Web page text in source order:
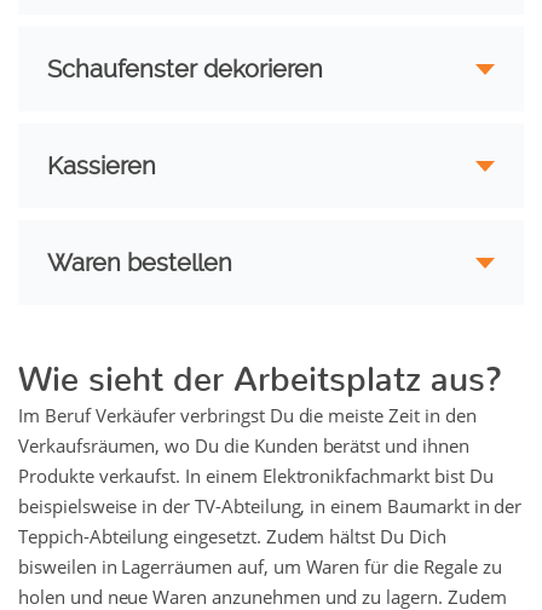
Schaufenster dekorieren
Kassieren
Waren bestellen
Wie sieht der Arbeitsplatz aus?
Im Beruf Verkäufer verbringst Du die meiste Zeit in den
Verkaufsräumen, wo Du die Kunden berätst und ihnen
Produkte verkaufst. In einem Elektronikfachmarkt bist Du
beispielsweise in der TV-Abteilung, in einem Baumarkt in der
Teppich-Abteilung eingesetzt. Zudem hältst Du Dich
bisweilen in Lagerräumen auf, um Waren für die Regale zu
holen und neue Waren anzunehmen und zu lagern. Zudem